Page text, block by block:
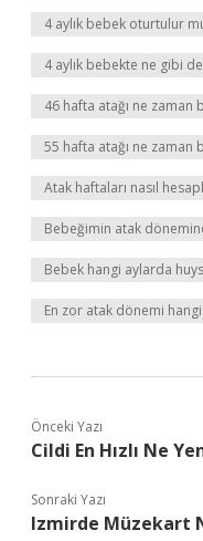
4 aylık bebek oturtulur
4 aylık bebekte ne gibi
46 hafta atağı ne zaman
55 hafta atağı ne zaman
Atak haftaları nasıl
Bebeğimin atak
Bebek hangi aylarda
En zor atak dönemi
Önceki Yazı
Cildi En Hızlı Ne
Sonraki Yazı
Izmirde Müzekart